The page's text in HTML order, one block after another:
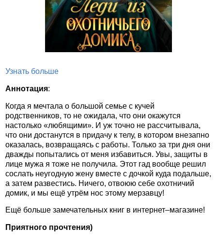
Узнать больше
Аннотация:
Когда я мечтала о большой семье с кучей
родственников, то не ожидала, что они окажутся
настолько «любящими». И уж точно не рассчитывала,
что они достанутся в придачу к телу, в котором внезапно
оказалась, возвращаясь с работы. Только за три дня они
дважды попытались от меня избавиться. Увы, защиты в
лице мужа я тоже не получила. Этот гад вообще решил
сослать неугодную жену вместе с дочкой куда подальше,
а затем развестись. Ничего, отвоюю себе охотничий
домик, и мы ещё утрём нос этому мерзавцу!
Ещё больше замечательных книг в интернет–магазине!
Приятного прочтения)